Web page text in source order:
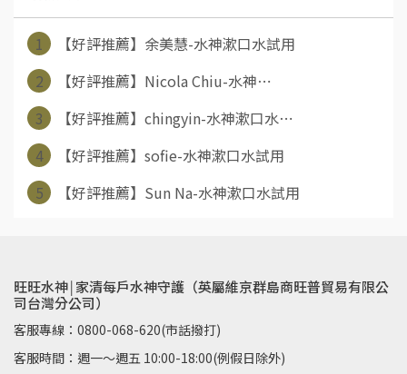
1
【好評推薦】余美慧-水神漱口水試用
2
【好評推薦】Nicola Chiu-水神⋯
3
【好評推薦】chingyin-水神漱口水⋯
4
【好評推薦】sofie-水神漱口水試用
5
【好評推薦】Sun Na-水神漱口水試用
旺旺水神￨家清每戶水神守護（英屬維京群島商旺普貿易有限公
司台灣分公司）
客服專線：0800-068-620(市話撥打)
客服時間：週一～週五 10:00-18:00(例假日除外)